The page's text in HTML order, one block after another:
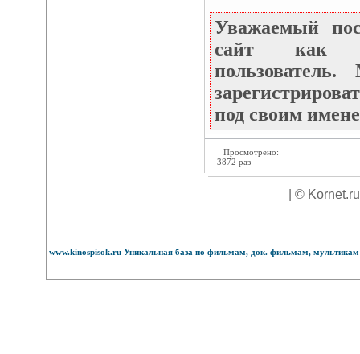
Уважаемый
сайт как
под своим
Просмотрено:
3872 раз
| ©
www.kinospisok.ru Уникальная база по фильмам, док. фильмам,